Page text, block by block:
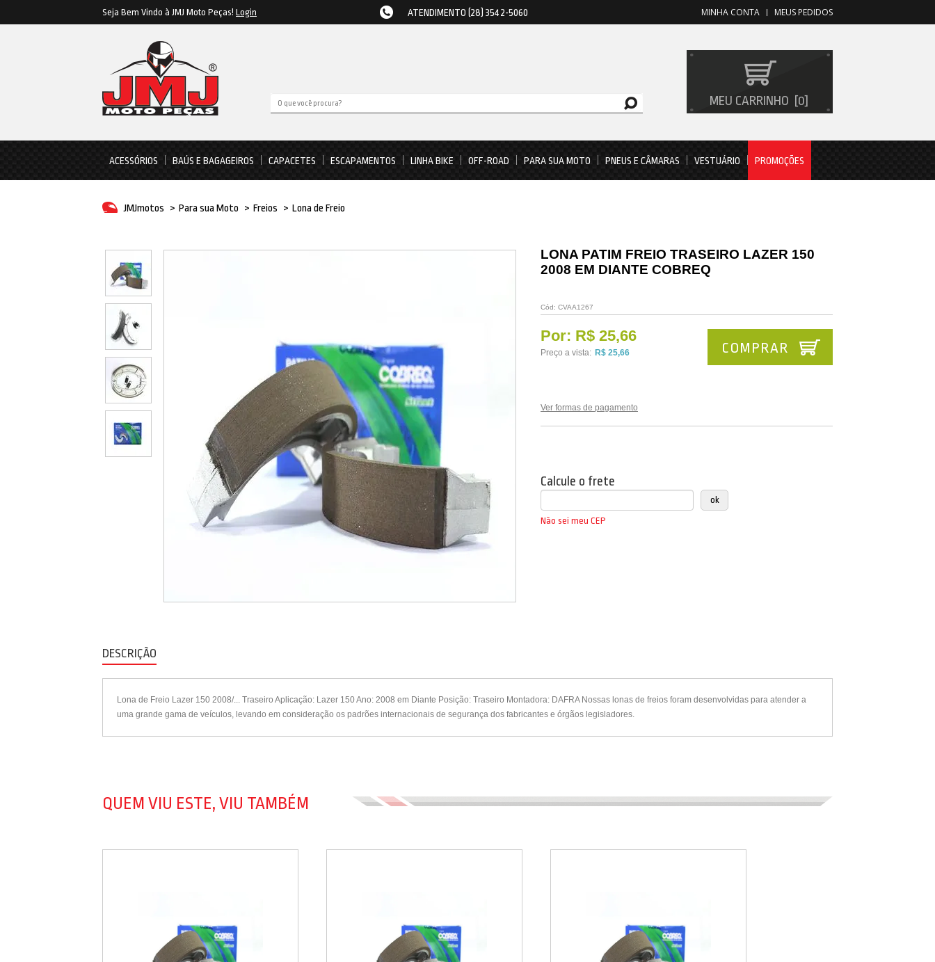
Seja Bem Vindo à JMJ Moto Peças! Login ATENDIMENTO (28) 3542-5060 MEUS PEDIDOS
MINHA CONTA
MEU CARRINHO 0
ACESSÓRIOS BAÚS E BAGAGEIROS CAPACETES ESCAPAMENTOS LINHA BIKE OFF-ROAD PARA SUA MOTO PNEUS E CÂMARAS VESTUÁRIO PROMOÇÕES
JMJmotos > Para sua Moto > Freios > Lona de Freio
LONA PATIM FREIO TRASEIRO LAZER 150
2008 EM DIANTE COBREQ
Cód: CVAA1267
Por: R$ 25,66
Preço a vista: R$ 25,66
Ver formas de pagamento
COMPRAR
Calcule o frete
Não sei meu CEP
DESCRIÇÃO
Lona de Freio Lazer 150 2008/... Traseiro Aplicação: Lazer 150 Ano: 2008 em Diante Posição: Traseiro Montadora: DAFRA Nossas lonas de freios foram desenvolvidas para atender a
uma grande gama de veículos, levando em consideração os padrões internacionais de segurança dos fabricantes e órgãos legisladores.
QUEM VIU ESTE, VIU TAMBÉM